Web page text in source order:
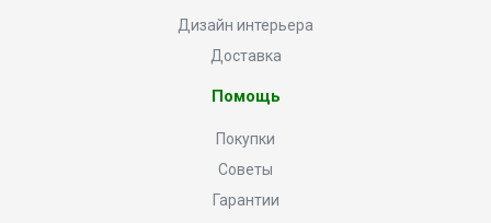
Дизайн интерьера
Доставка
Помощь
Покупки
Советы
Гарантии